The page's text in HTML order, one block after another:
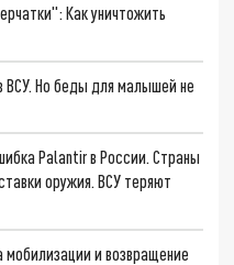
Как уничтожить
ВСУ. Но беды для малышей не
Palantir в России. Страны
оружия. ВСУ теряют
мобилизации и возвращение